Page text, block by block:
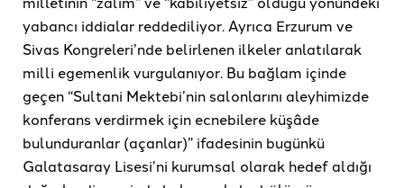
yabancı iddialar reddediliyor. Ayrıca Erzurum ve
Sivas Kongreleri’nde belirlenen ilkeler anlatılarak
milli egemenlik vurgulanıyor. Bu bağlam içinde
geçen “Sultani Mektebi’nin salonlarını aleyhimizde
konferans verdirmek için ecnebilere küşâde
bulunduranlar (açanlar)” ifadesinin bugünkü
Galatasaray Lisesi’ni kurumsal olarak hedef aldığı